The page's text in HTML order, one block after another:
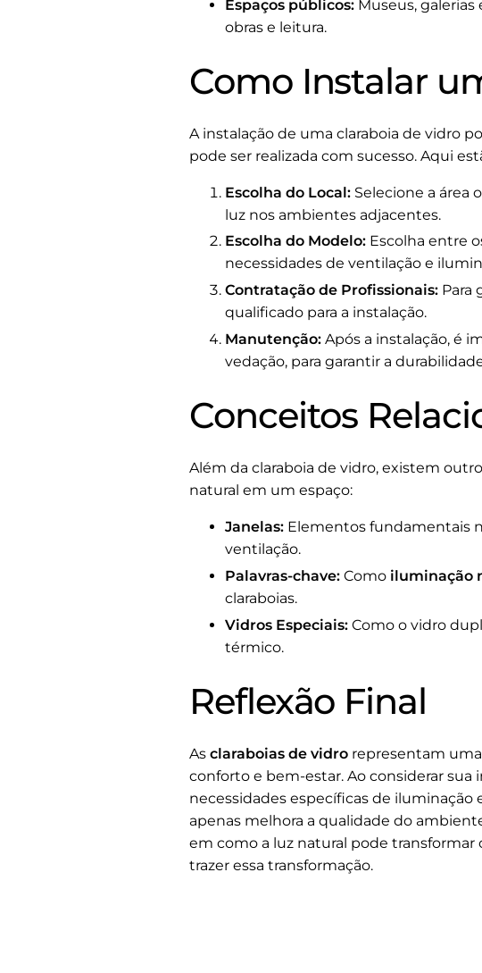
Espaços públicos: Museus,
obras e leitura.
Como Instalar
A instalação de uma claraboia de vidro
pode ser realizada com sucesso. Aqui
Escolha do Local: Selecione a área
luz nos ambientes adjacentes.
Escolha do Modelo: Escolha entre
necessidades de ventilação e
Contratação de Profissionais: Para
qualificado para a instalação.
Manutenção: Após a instalação, é
vedação, para garantir a
Conceitos
Além da claraboia de vidro, existem
natural em um espaço:
Janelas: Elementos fundamentais
ventilação.
Palavras-chave: Como iluminação
claraboias.
Vidros Especiais: Como o vidro
térmico.
Reflexão Final
As claraboias de vidro representam
conforto e bem-estar. Ao considerar sua
necessidades específicas de
apenas melhora a qualidade do
em como a luz natural pode transformar
trazer essa transformação.